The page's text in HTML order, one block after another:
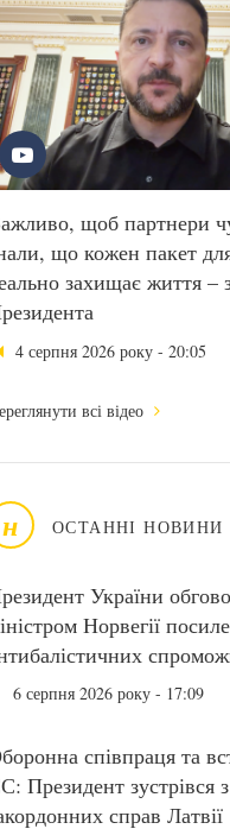
щоб партнери
що кожен пакет
захищає життя –
4 серпня 2026 року - 20:05
всі відео
н ОСТАННІ НОВИНИ
України
Норвегії
6 серпня 2026 року - 17:09
співпраця та
Президент зустрівся
справ Латвії